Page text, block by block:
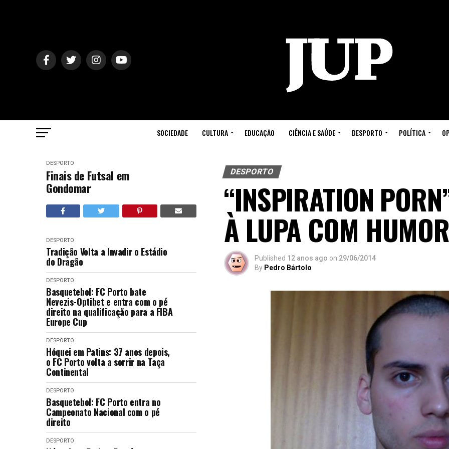
SOCIEDADE CULTURA EDUCAÇÃO CIÊNCIA E SAÚDE DESPORTO POLÍTICA
DESPORTO
Finais de Futsal em
Gondomar
DESPORTO
Tradição Volta a Invadir o Estádio
do Dragão
DESPORTO
Basquetebol: FC Porto bate
Nevezis-Optibet e entra com o pé
direito na qualificação para a FIBA
Europe Cup
DESPORTO
Hóquei em Patins: 37 anos depois,
o FC Porto volta a sorrir na Taça
Continental
DESPORTO
Basquetebol: FC Porto entra no
Campeonato Nacional com o pé
direito
DESPORTO
DESPORTO
“INSPIRATION
À LUPA COM
Published 12 anos ago on 29/06/2014
By Pedro Bártolo